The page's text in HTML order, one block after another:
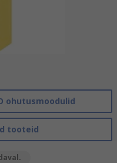
ohutusmoodulid
tooteid